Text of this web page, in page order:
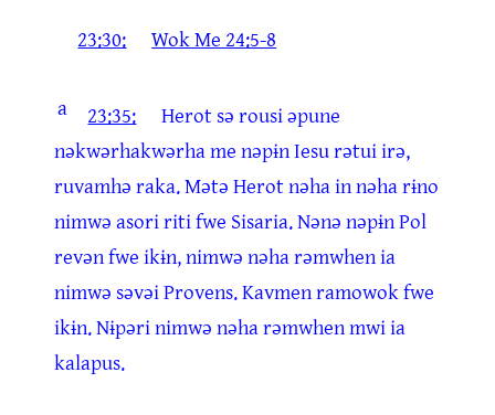
23:30: Wok Me 24:5-8
a 23:35:
Herot sə rousi əpune
nəkwərhakwərha me nəpɨn Iesu rətui irə,
ruvamhə raka. Mətə Herot nəha in nəha rɨno
nimwə asori riti fwe Sisaria. Nənə nəpɨn Pol
revən fwe ikɨn, nimwə nəha rəmwhen ia
nimwə səvəi Provens. Kavmen ramowok fwe
ikɨn. Nɨpəri nimwə nəha rəmwhen mwi ia
kalapus.